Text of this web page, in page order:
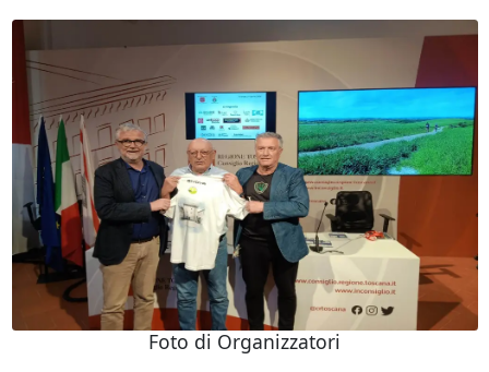
Foto di Organizzatori